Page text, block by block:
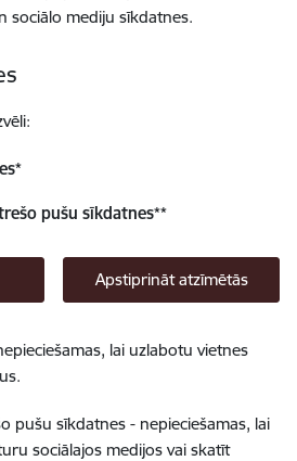
sociālo mediju sīkdatnes.
*
pušu sīkdatnes**
Apstiprināt atzīmētās
lai uzlabotu vietnes
pušu sīkdatnes - nepieciešamas, lai
sociālajos medijos vai skatīt